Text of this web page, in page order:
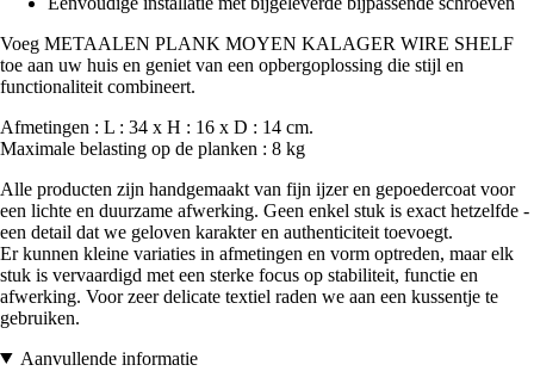
Voeg METAALEN PLANK MOYEN KALAGER WIRE SHELF
toe aan uw huis en geniet van een opbergoplossing die stijl en
functionaliteit combineert.
Afmetingen : L : 34 x H : 16 x D : 14 cm.
Maximale belasting op de planken : 8 kg
Alle producten zijn handgemaakt van fijn ijzer en gepoedercoat voor
een lichte en duurzame afwerking. Geen enkel stuk is exact hetzelfde -
een detail dat we geloven karakter en authenticiteit toevoegt.
Er kunnen kleine variaties in afmetingen en vorm optreden, maar elk
stuk is vervaardigd met een sterke focus op stabiliteit, functie en
afwerking. Voor zeer delicate textiel raden we aan een kussentje te
gebruiken.
Aanvullende informatie